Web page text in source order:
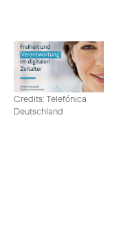
Credits: Telefónica
Deutschland